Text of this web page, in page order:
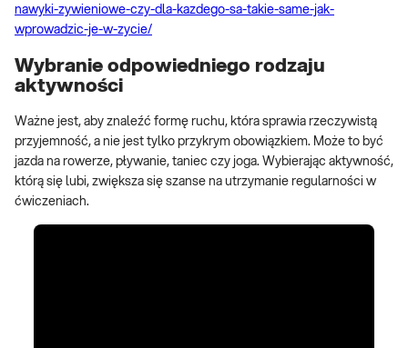
nawyki-zywieniowe-czy-dla-kazdego-sa-takie-same-jak-
wprowadzic-je-w-zycie/
Wybranie odpowiedniego rodzaju
aktywności
Ważne jest, aby znaleźć formę ruchu, która sprawia rzeczywistą
przyjemność, a nie jest tylko przykrym obowiązkiem. Może to być
jazda na rowerze, pływanie, taniec czy joga. Wybierając aktywność,
którą się lubi, zwiększa się szanse na utrzymanie regularności w
ćwiczeniach.